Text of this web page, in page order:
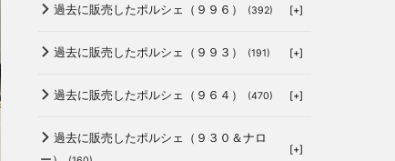
過去に販売したポルシェ（９９６） (392) [+]
過去に販売したポルシェ（９９３） (191) [+]
過去に販売したポルシェ（９６４） (470) [+]
過去に販売したポルシェ（９３０＆ナロ
[+]